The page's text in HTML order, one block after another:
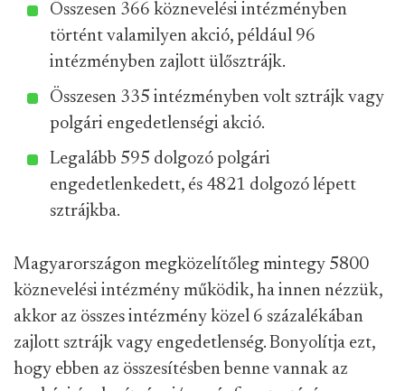
Összesen 366 köznevelési intézményben
történt valamilyen akció, például 96
intézményben zajlott ülősztrájk.
Összesen 335 intézményben volt sztrájk vagy
polgári engedetlenségi akció.
Legalább 595 dolgozó polgári
engedetlenkedett, és 4821 dolgozó lépett
sztrájkba.
Magyarországon megközelítőleg mintegy 5800
köznevelési intézmény működik, ha innen nézzük,
akkor az összes intézmény közel 6 százalékában
zajlott sztrájk vagy engedetlenség. Bonyolítja ezt,
hogy ebben az összesítésben benne vannak az